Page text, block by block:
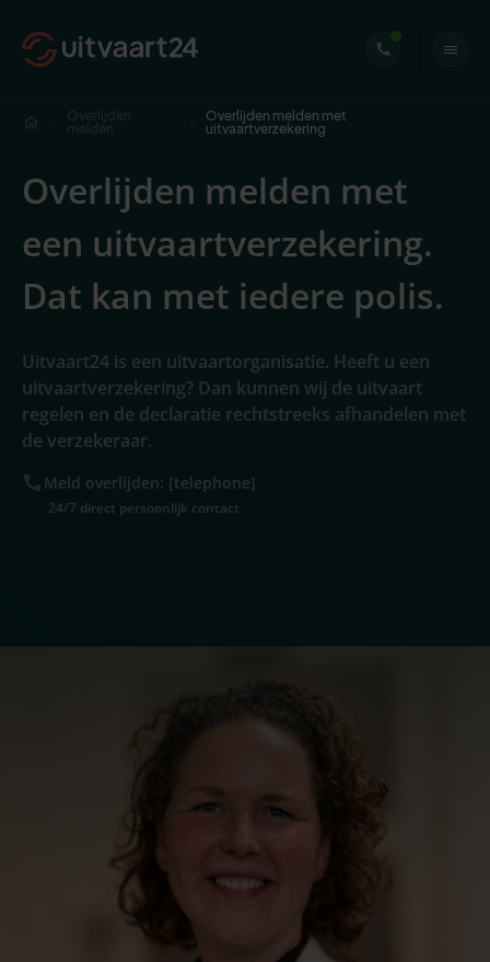
Overlijden
melden
Overlijden melden met
uitvaartverzekering
Overlijden melden met
een uitvaartverzekering.
Dat kan met iedere polis.
Uitvaart24 is een uitvaartorganisatie. Heeft u een
uitvaartverzekering? Dan kunnen wij de uitvaart
regelen en de declaratie rechtstreeks afhandelen met
de verzekeraar.
Meld overlijden: [telephone]
24/7 direct persoonlijk contact